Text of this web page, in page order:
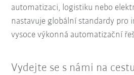
automatizaci, logistiku nebo
nastavuje globální standardy pro
vysoce výkonná automatizační
Vydejte se s námi na cestu